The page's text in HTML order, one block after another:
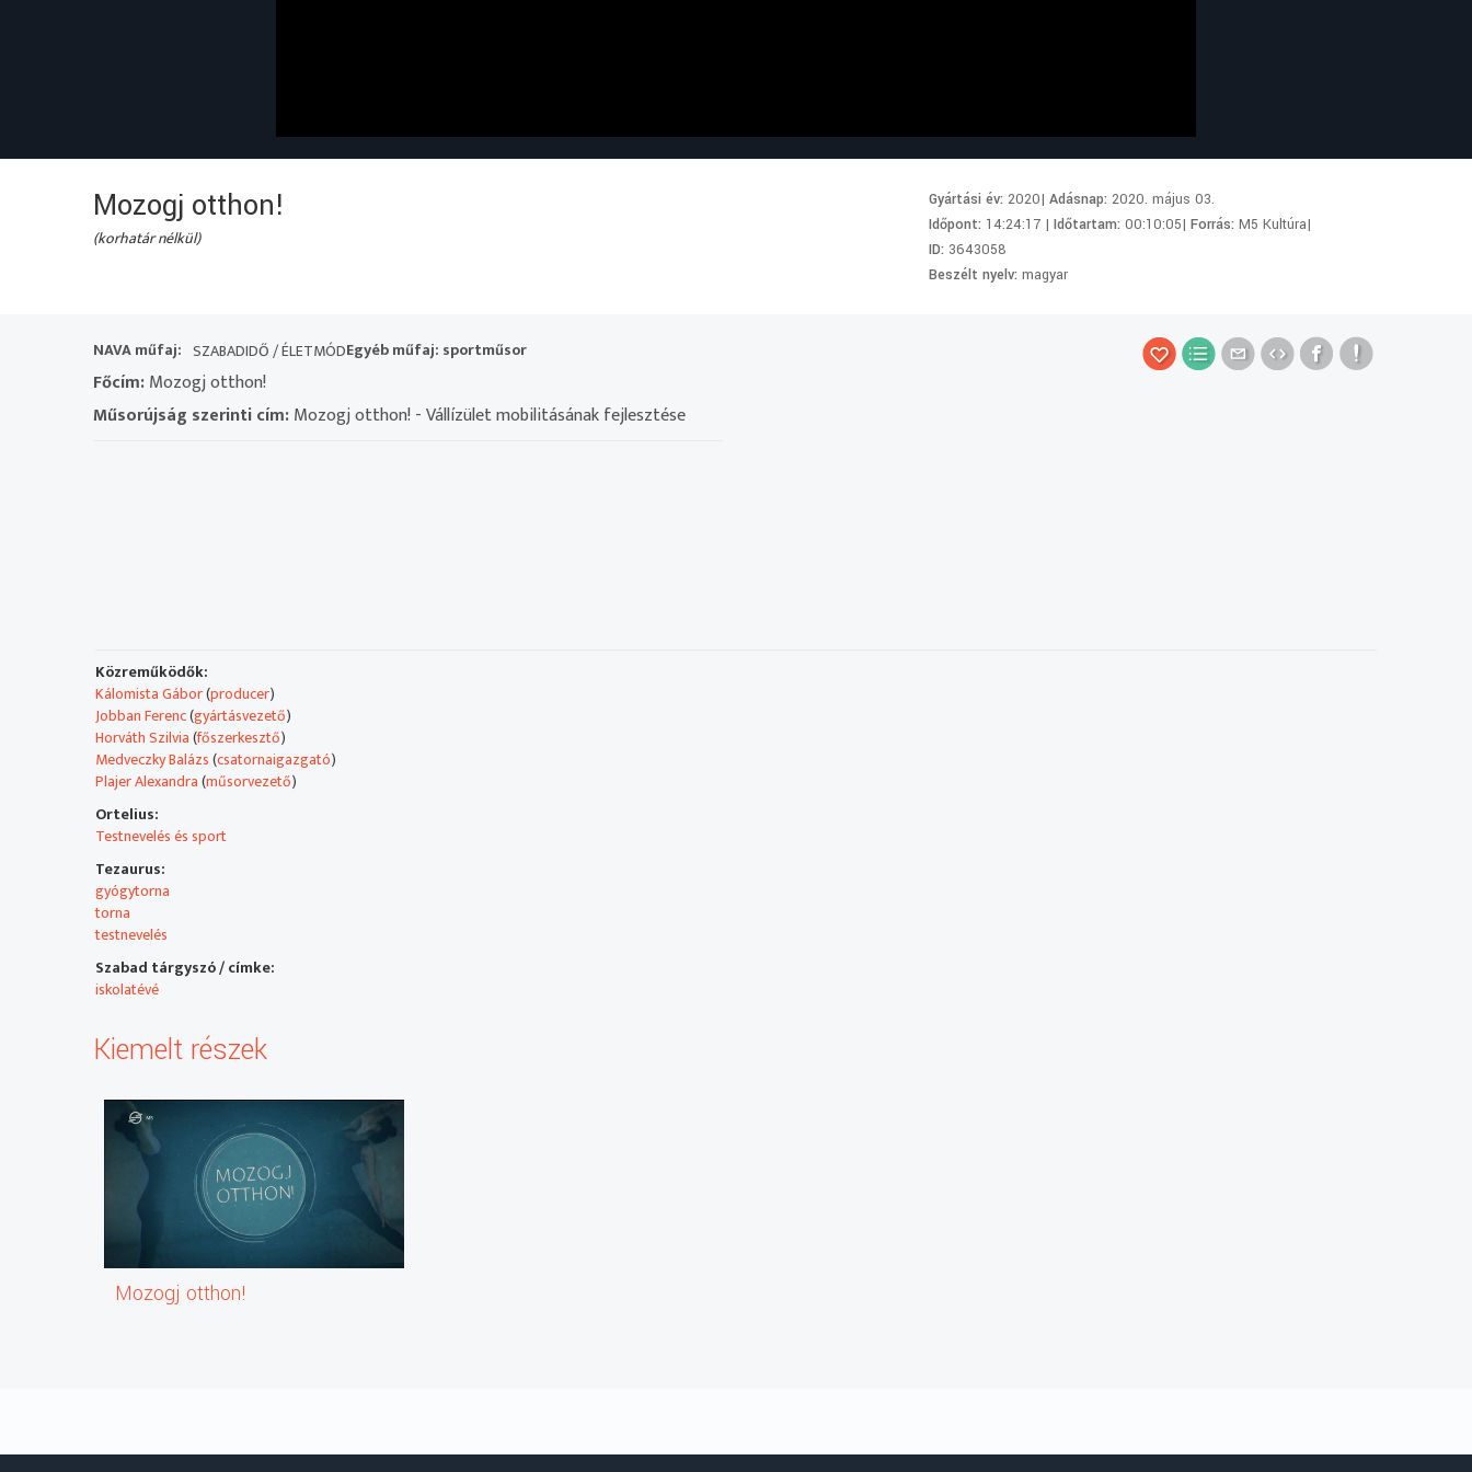
Mozogj otthon!
(korhatár nélkül)
Gyártási év:2020|Adásnap:2020. május 03.
Időpont: 14:24:17 |Időtartam:00:10:05|Forrás:M5 Kultúra|
ID: 3643058
Beszélt nyelv:magyar
NAVA műfaj: SZABADIDŐ / ÉLETMÓDEgyéb műfaj: sportműsor
Főcím:Mozogj otthon!
Műsorújság szerinti cím:Mozogj otthon! - Vállízület mobilitásának fejlesztése
Közreműködők:
Kálomista Gábor(producer)
Jobban Ferenc(gyártásvezető)
Horváth Szilvia(főszerkesztő)
Medveczky Balázs(csatornaigazgató)
Plajer Alexandra(műsorvezető)
Ortelius:
Testnevelés és sport
Tezaurus:
gyógytorna
torna
testnevelés
Szabad tárgyszó / címke:
iskolatévé
Kiemelt részek
Mozogj otthon!